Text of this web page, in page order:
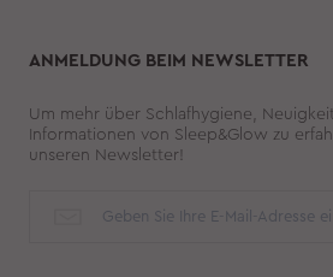
ANMELDUNG BEIM NEWSLETTER
Um mehr über Schlafhygiene,
Informationen von Sleep&Glow zu
unseren Newsletter!